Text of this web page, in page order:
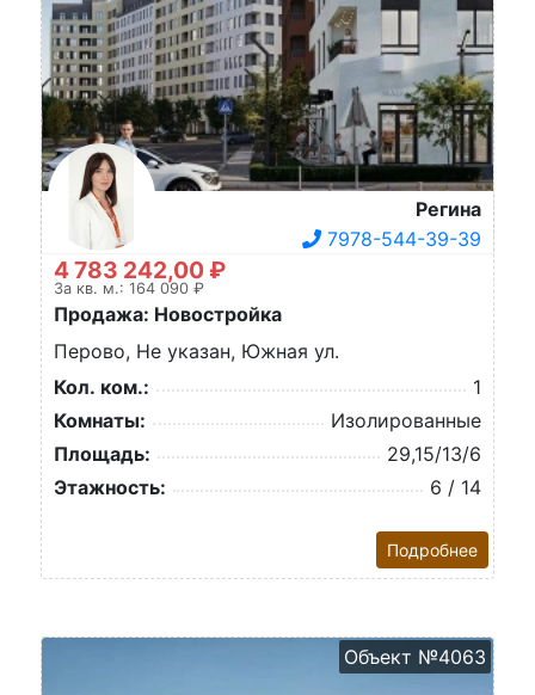
Регина
7978-544-39-39
4 783 242,00 ₽
За кв. м.: 164 090 ₽
Продажа: Новостройка
Перово, Не указан, Южная ул.
Кол. ком.:
1
Комнаты:
Изолированные
Площадь:
29,15/13/6
Этажность:
6 / 14
Подробнее
Объект №4063